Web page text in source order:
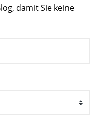
damit Sie keine